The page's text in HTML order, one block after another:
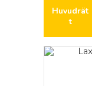
Huvudrät
t